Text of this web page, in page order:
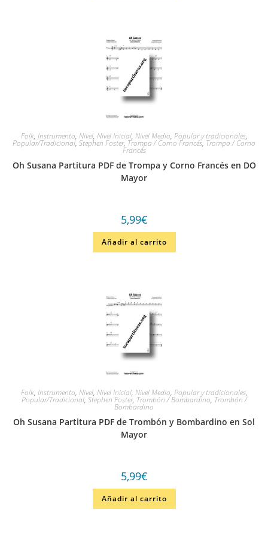
Folk, Instrumento, Nivel, Nivel Inicial, Nivel Medio, Popular y tradicionales,
Popular/Tradicional, Stephen Foster, Trompa / Corno Francés, Trompa / Corno
Francés
Oh Susana Partitura PDF de Trompa y Corno Francés en DO
Mayor
5,99€
Añadir al carrito
Folk, Instrumento, Nivel, Nivel Inicial, Nivel Medio, Popular y tradicionales,
Popular/Tradicional, Stephen Foster, Trombón / Bombardino, Trombón /
Bombardino
Oh Susana Partitura PDF de Trombón y Bombardino en Sol
Mayor
5,99€
Añadir al carrito